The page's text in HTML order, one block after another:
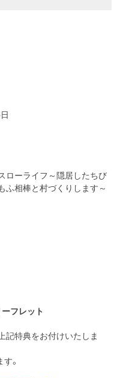
ローライフ～隠居したちび
ふ相棒と村づくり します～
フレット
記特典をお付けいたしま
。